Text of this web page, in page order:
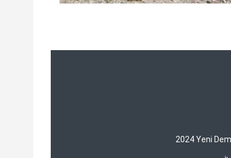
2024 Yeni